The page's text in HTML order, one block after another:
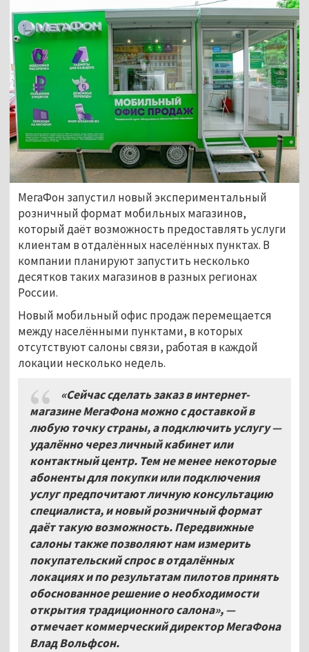
МегаФон запустил новый экспериментальный
розничный формат мобильных магазинов,
который даёт возможность предоставлять услуги
клиентам в отдалённых населённых пунктах. В
компании планируют запустить несколько
десятков таких магазинов в разных регионах
России.
Новый мобильный офис продаж перемещается
между населёнными пунктами, в которых
отсутствуют салоны связи, работая в каждой
локации несколько недель.
«Сейчас сделать заказ в интернет-
магазине МегаФона можно с доставкой в
любую точку страны, а подключить услугу —
удалённо через личный кабинет или
контактный центр. Тем не менее некоторые
абоненты для покупки или подключения
услуг предпочитают личную консультацию
специалиста, и новый розничный формат
даёт такую возможность. Передвижные
салоны также позволяют нам измерить
покупательский спрос в отдалённых
локациях и по результатам пилотов принять
обоснованное решение о необходимости
открытия традиционного салона», —
отмечает коммерческий директор МегаФона
Влад Вольфсон.